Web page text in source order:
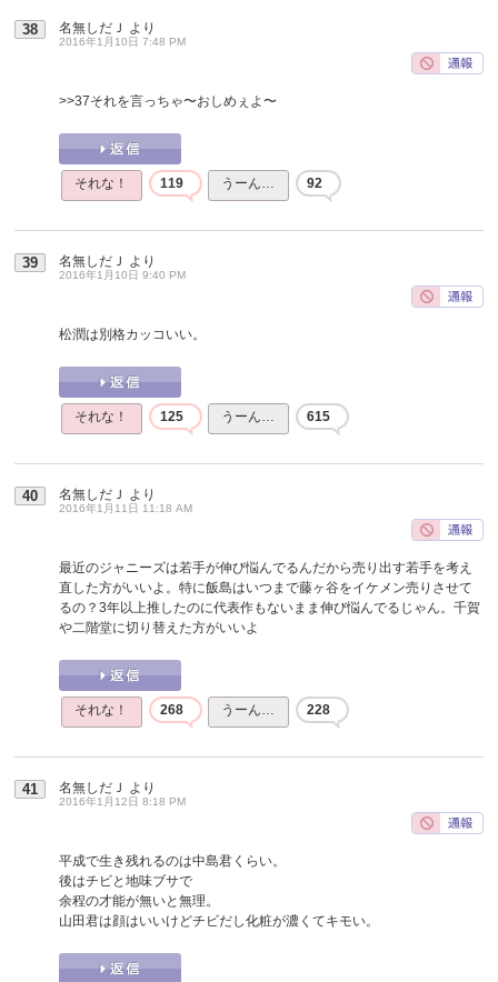
38 名無しだＪ より
2016年1月10日 7:48 PM
>>37それを言っちゃ〜おしめぇよ〜
それな！ 119 うーん… 92
39 名無しだＪ より
2016年1月10日 9:40 PM
松潤は別格カッコいい。
それな！ 125 うーん… 615
40 名無しだＪ より
2016年1月11日 11:18 AM
最近のジャニーズは若手が伸び悩んでるんだから売り出す若手を考え
直した方がいいよ。特に飯島はいつまで藤ヶ谷をイケメン売りさせて
るの？3年以上推したのに代表作もないまま伸び悩んでるじゃん。千賀
や二階堂に切り替えた方がいいよ
それな！ 268 うーん… 228
41 名無しだＪ より
2016年1月12日 8:18 PM
平成で生き残れるのは中島君くらい。
後はチビと地味ブサで
余程の才能が無いと無理。
山田君は顔はいいけどチビだし化粧が濃くてキモい。